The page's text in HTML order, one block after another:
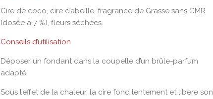
Cire de coco, cire d’abeille, fragrance de Grasse sans CMR
(dosée à 7 %), fleurs séchées.
Conseils d’utilisation
Déposer un fondant dans la coupelle d’un brûle-parfum
adapté.
Sous l’effet de la chaleur, la cire fond lentement et libère son